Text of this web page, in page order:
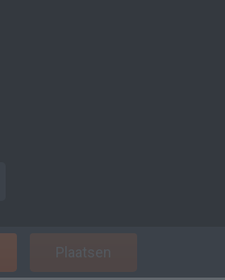
Plaatsen